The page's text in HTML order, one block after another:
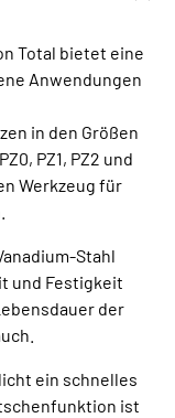
Total bietet eine
Anwendungen
in den Größen
PZ1, PZ2 und
Werkzeug für
Stahl
und Festigkeit
der
ein schnelles
ist